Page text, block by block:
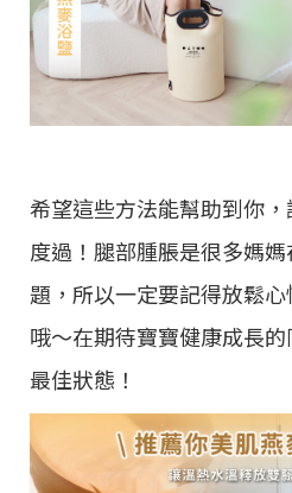
希望這些方法能幫助到你
度過！腿部腫脹是很多媽
題，所以一定要記得放鬆
哦～在期待寶寶健康成長
最佳狀態！